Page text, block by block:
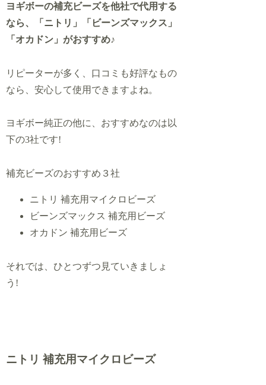
ヨギボーの補充ビーズを他社で代用する
なら、「ニトリ」「ビーンズマックス」
「オカドン」がおすすめ♪
リピーターが多く、口コミも好評なもの
なら、安心して使用できますよね。
ヨギボー純正の他に、おすすめなのは以
下の3社です!
補充ビーズのおすすめ３社
ニトリ 補充用マイクロビーズ
ビーンズマックス 補充用ビーズ
オカドン 補充用ビーズ
それでは、ひとつずつ見ていきましょ
う!
ニトリ 補充用マイクロビーズ